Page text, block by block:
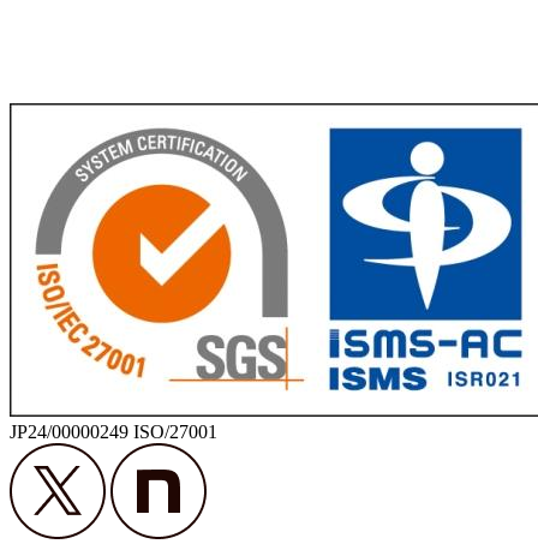
JP24/00000249 ISO/27001